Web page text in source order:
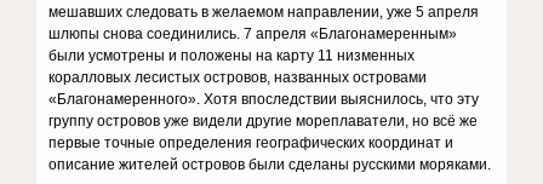
мешавших следовать в желаемом направлении, уже 5 апреля
шлюпы снова соединились. 7 апреля «Благонамеренным»
были усмотрены и положены на карту 11 низменных
коралловых лесистых островов, названных островами
«Благонамеренного». Хотя впоследствии выяснилось, что эту
группу островов уже видели другие мореплаватели, но всё же
первые точные определения географических координат и
описание жителей островов были сделаны русскими моряками.